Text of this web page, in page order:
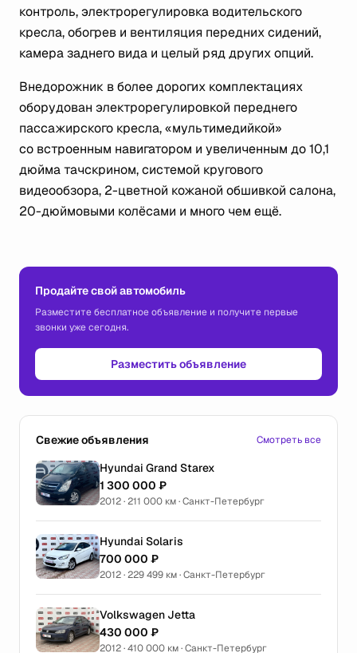
контроль, электрорегулировка водительского
кресла, обогрев и вентиляция передних сидений,
камера заднего вида и целый ряд других опций.
Внедорожник в более дорогих комплектациях
оборудован электрорегулировкой переднего
пассажирского кресла, «мультимедийкой»
со встроенным навигатором и увеличенным до 10,1
дюйма тачскрином, системой кругового
видеообзора, 2-цветной кожаной обшивкой салона,
20-дюймовыми колёсами и много чем ещё.
Продайте свой автомобиль
Разместите бесплатное объявление и получите первые
звонки уже сегодня.
Разместить объявление
Свежие объявления Смотреть все
Hyundai Grand Starex
1 300 000 ₽
2012 · 211 000 км · Санкт-Петербург
Hyundai Solaris
700 000 ₽
2012 · 229 499 км · Санкт-Петербург
Volkswagen Jetta
430 000 ₽
2012 · 410 000 км · Санкт-Петербург